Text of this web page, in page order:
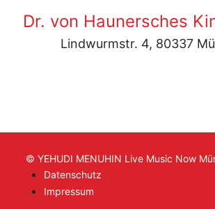
Dr. von Haunersches
Lindwurmstr. 4, 80337
© YEHUDI MENUHIN Live Music Now
Datenschutz
Impressum